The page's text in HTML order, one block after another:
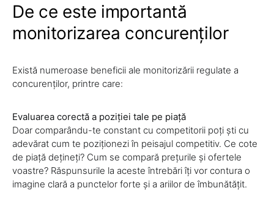
De ce este importantă
monitorizarea concurenților
Există numeroase beneficii ale monitorizării regulate a
concurenților, printre care:
Evaluarea corectă a poziției tale pe piață
Doar comparându-te constant cu competitorii poți ști cu
adevărat cum te poziționezi în peisajul competitiv. Ce cote
de piață dețineți? Cum se compară prețurile și ofertele
voastre? Răspunsurile la aceste întrebări îți vor contura o
imagine clară a punctelor forte și a ariilor de îmbunătățit.